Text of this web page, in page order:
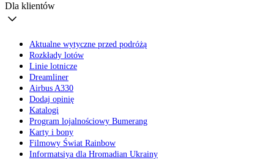
Dla klientów
Aktualne wytyczne przed podróżą
Rozkłady lotów
Linie lotnicze
Dreamliner
Airbus A330
Dodaj opinię
Katalogi
Program lojalnościowy Bumerang
Karty i bony
Filmowy Świat Rainbow
Informatsiya dla Hromadian Ukrainy